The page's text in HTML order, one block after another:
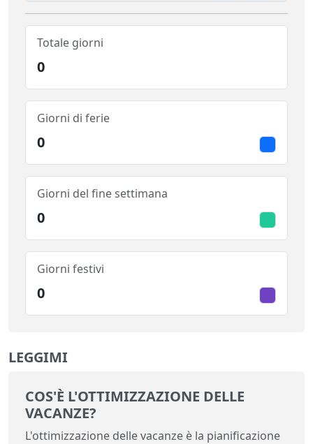
Totale giorni
0
Giorni di ferie
0
Giorni del fine settimana
0
Giorni festivi
0
LEGGIMI
COS'È L'OTTIMIZZAZIONE DELLE
VACANZE?
L'ottimizzazione delle vacanze è la pianificazione